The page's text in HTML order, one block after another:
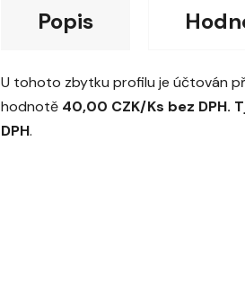
Popis
U tohoto zbytku profilu je účtován
hodnotě 40,00 CZK/Ks bez DPH.
DPH.